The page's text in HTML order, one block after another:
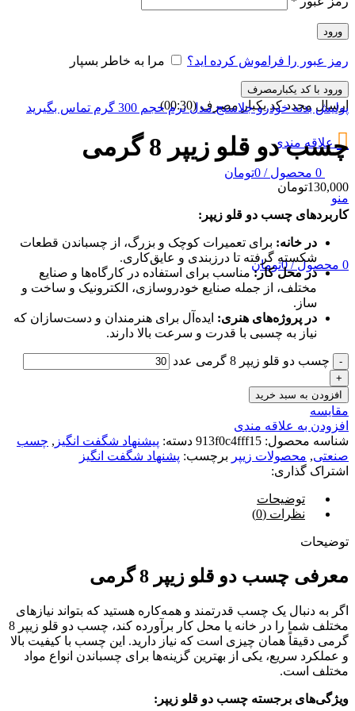
ورود
رمز عبور را فراموش کرده اید؟ مرا به خاطر بسپار
ورود با کد یکبارمصرف
ارسال مجدد کد یکبار مصرف(00:
30
)
علاقه مندی
0 محصول /
0تومان
منو
0 محصول /
0تومان
پولیش بدنه خودرو جلاسنج مدل نرم حجم 300 گرم تماس بگیرید
چسب دو قلو زیپر 8 گرمی
130,000تومان
کاربردهای چسب دو قلو زیپر:
در خانه: برای تعمیرات کوچک و بزرگ، از چسباندن قطعات
شکسته گرفته تا درزبندی و عایق‌کاری.
در محل کار:مناسب برای استفاده در کارگاه‌ها و صنایع
مختلف، از جمله صنایع خودروسازی، الکترونیک و ساخت و
ساز.
در پروژه‌های هنری: ایده‌آل برای هنرمندان و دست‌سازان که
نیاز به چسبی با قدرت و سرعت بالا دارند.
چسب دو قلو زیپر 8 گرمی عدد
افزودن به سبد خرید
مقایسه
افزودن به علاقه مندی
شناسه محصول: 913f0c4fff15 دسته: پیشنهاد شگفت انگیز , چسب
صنعتی, محصولات زیپر برچسب: پشنهاد شگفت انگیز
اشتراک گذاری:
توضیحات
نظرات (0)
توضیحات
معرفی چسب دو قلو زیپر 8 گرمی
اگر به دنبال یک چسب قدرتمند و همه‌کاره هستید که بتواند نیازهای
مختلف شما را در خانه یا محل کار برآورده کند، چسب دو قلو زیپر 8
گرمی دقیقاً همان چیزی است که نیاز دارید. این چسب با کیفیت بالا
و عملکرد سریع، یکی از بهترین گزینه‌ها برای چسباندن انواع مواد
مختلف است.
ویژگی‌های برجسته چسب دو قلو زیپر: